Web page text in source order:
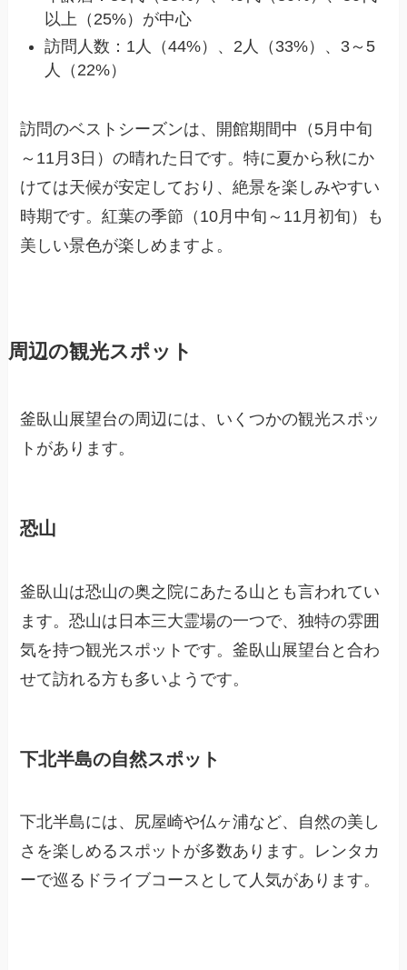
以上（25%）が中心
訪問人数：1人（44%）、2人（33%）、3～5
人（22%）
訪問のベストシーズンは、開館期間中（5月中旬
～11月3日）の晴れた日です。特に夏から秋にか
けては天候が安定しており、絶景を楽しみやすい
時期です。紅葉の季節（10月中旬～11月初旬）も
美しい景色が楽しめますよ。
周辺の観光スポット
釜臥山展望台の周辺には、いくつかの観光スポッ
トがあります。
恐山
釜臥山は恐山の奥之院にあたる山とも言われてい
ます。恐山は日本三大霊場の一つで、独特の雰囲
気を持つ観光スポットです。釜臥山展望台と合わ
せて訪れる方も多いようです。
下北半島の自然スポット
下北半島には、尻屋崎や仏ヶ浦など、自然の美し
さを楽しめるスポットが多数あります。レンタカ
ーで巡るドライブコースとして人気があります。